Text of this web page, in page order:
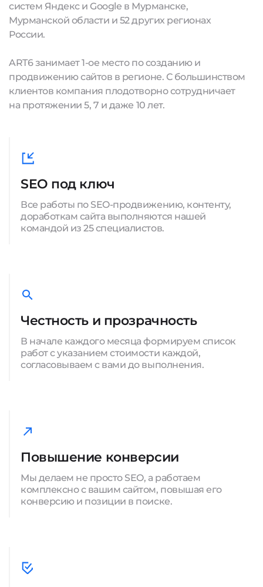
систем Яндекс и Google в Мурманске,
Мурманской области и 52 других регионах
России.
ART6 занимает 1-ое место по созданию и
продвижению сайтов в регионе. С большинством
клиентов компания плодотворно сотрудничает
на протяжении 5, 7 и даже 10 лет.
SEO под ключ
Все работы по SEO-продвижению, контенту,
доработкам сайта выполняются нашей
командой из 25 специалистов.
Честность и прозрачность
В начале каждого месяца формируем список
работ с указанием стоимости каждой,
согласовываем с вами до выполнения.
Повышение конверсии
Мы делаем не просто SEO, а работаем
комплексно с вашим сайтом, повышая его
конверсию и позиции в поиске.